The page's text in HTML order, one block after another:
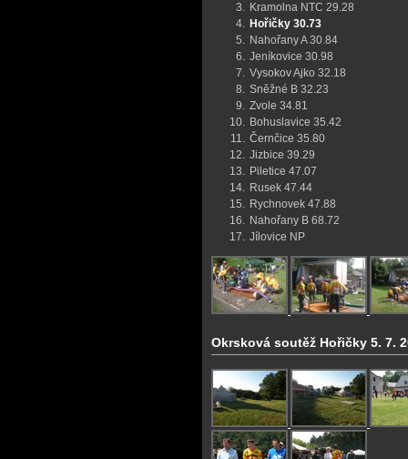
Kramolna NTC 29.28
Hořičky 30.73
Nahořany A 30.84
Jeníkovice 30.98
Vysokov Ajko 32.18
Sněžné B 32.23
Zvole 34.81
Bohuslavice 35.42
Černčice 35.80
Jizbice 39.29
Piletice 47.07
Rusek 47.44
Rychnovek 47.88
Nahořany B 68.72
Jílovice NP
Okrsková soutěž Hořičky 5. 7.